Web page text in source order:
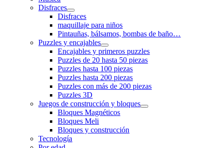
Disfraces
Disfraces
maquillaje para niños
Pintauñas, bálsamos, bombas de baño…
Puzzles y encajables
Encajables y primeros puzzles
Puzzles de 20 hasta 50 piezas
Puzzles hasta 100 piezas
Puzzles hasta 200 piezas
Puzzles con más de 200 piezas
Puzzles 3D
Juegos de construcción y bloques
Bloques Magnéticos
Bloques Meli
Bloques y construcción
Tecnología